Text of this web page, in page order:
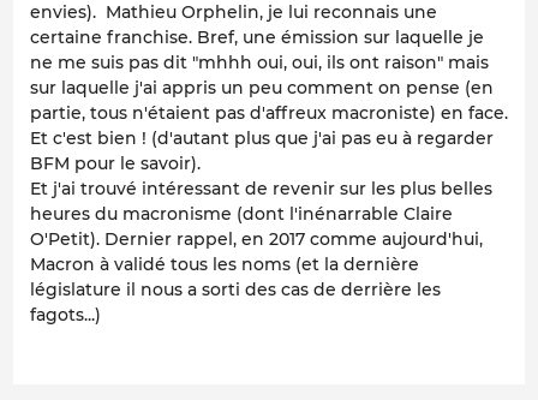
envies). Mathieu Orphelin, je lui reconnais une
certaine franchise. Bref, une émission sur laquelle je
ne me suis pas dit "mhhh oui, oui, ils ont raison" mais
sur laquelle j'ai appris un peu comment on pense (en
partie, tous n'étaient pas d'affreux macroniste) en face.
Et c'est bien ! (d'autant plus que j'ai pas eu à regarder
BFM pour le savoir).
Et j'ai trouvé intéressant de revenir sur les plus belles
heures du macronisme (dont l'inénarrable Claire
O'Petit). Dernier rappel, en 2017 comme aujourd'hui,
Macron à validé tous les noms (et la dernière
législature il nous a sorti des cas de derrière les
fagots...)